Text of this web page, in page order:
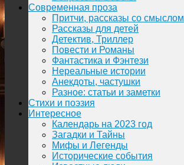
Современная проза
Притчи, рассказы со смыслом
Рассказы для детей
Детектив, Триллер
Повести и Романы
Фантастика и Фэнтези
Нереальные истории
Анекдоты, частушки
Разное: статьи и заметки
Стихи и поэзия
Интересное
Календарь на 2023 год
Загадки и Тайны
Мифы и Легенды
Исторические события